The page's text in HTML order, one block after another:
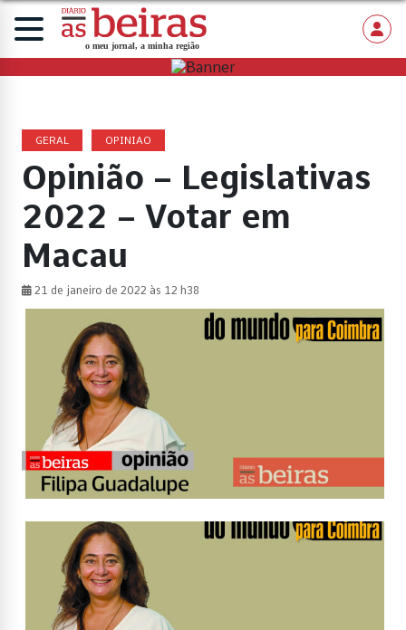
GERAL OPINIAO
Opinião – Legislativas
2022 – Votar em
Macau
21 de janeiro de 2022 às 12 h38